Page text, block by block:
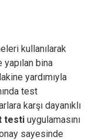
kullanılarak
bina
yardımıyla
test
karşı dayanıklı
testi uygulamasını
onay sayesinde